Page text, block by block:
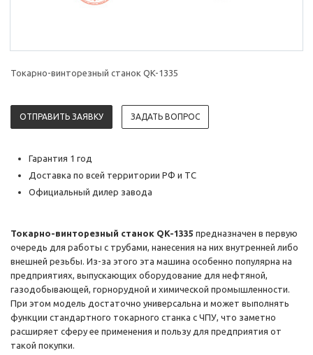
Токарно-винторезный станок QK-1335
ОТПРАВИТЬ ЗАЯВКУ ЗАДАТЬ ВОПРОС
Гарантия 1 год
Доставка по всей территории РФ и ТС
Официальный дилер завода
Токарно-винторезный станок QK-1335 предназначен в первую
очередь для работы с трубами, нанесения на них внутренней либо
внешней резьбы. Из-за этого эта машина особенно популярна на
предприятиях, выпускающих оборудование для нефтяной,
газодобывающей, горнорудной и химической промышленности.
При этом модель достаточно универсальна и может выполнять
функции стандартного токарного станка с ЧПУ, что заметно
расширяет сферу ее применения и пользу для предприятия от
такой покупки.